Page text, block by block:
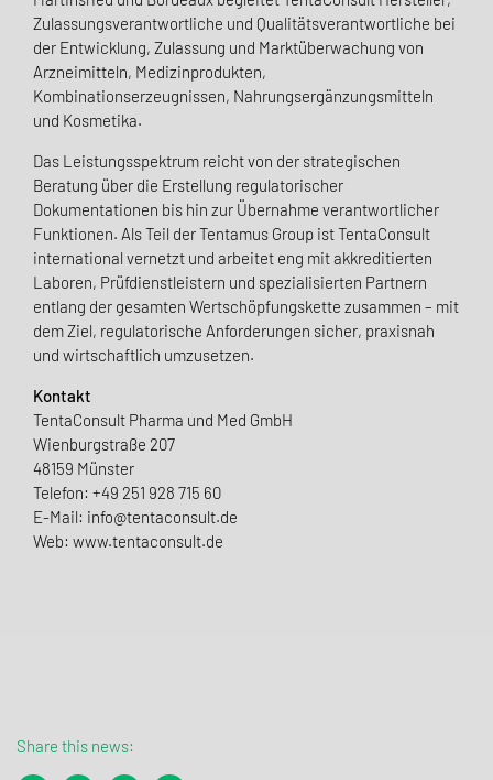
Zulassungsverantwortliche und Qualitätsverantwortliche bei
der Entwicklung, Zulassung und Marktüberwachung von
Arzneimitteln, Medizinprodukten,
Kombinationserzeugnissen, Nahrungsergänzungsmitteln
und Kosmetika.
Das Leistungsspektrum reicht von der strategischen
Beratung über die Erstellung regulatorischer
Dokumentationen bis hin zur Übernahme verantwortlicher
Funktionen. Als Teil der Tentamus Group ist TentaConsult
international vernetzt und arbeitet eng mit akkreditierten
Laboren, Prüfdienstleistern und spezialisierten Partnern
entlang der gesamten Wertschöpfungskette zusammen – mit
dem Ziel, regulatorische Anforderungen sicher, praxisnah
und wirtschaftlich umzusetzen.
Kontakt
TentaConsult Pharma und Med GmbH
Wienburgstraße 207
48159 Münster
Telefon: +49 251 928 715 60
E-Mail: info@tentaconsult.de
Web: www.tentaconsult.de
Share this news: